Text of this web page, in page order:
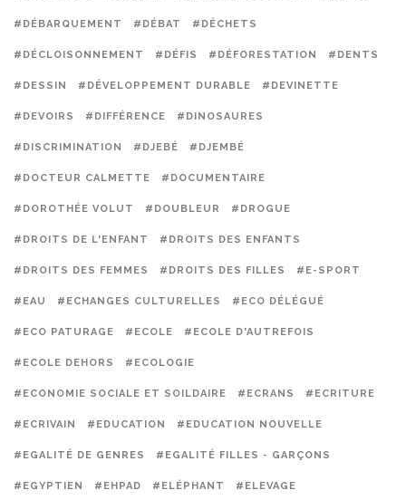
#DÉBARQUEMENT #DÉBAT #DÉCHETS
#DÉCLOISONNEMENT #DÉFIS #DÉFORESTATION #DENTS
#DESSIN #DÉVELOPPEMENT DURABLE #DEVINETTE
#DEVOIRS #DIFFÉRENCE #DINOSAURES
#DISCRIMINATION #DJEBÉ #DJEMBÉ
#DOCTEUR CALMETTE #DOCUMENTAIRE
#DOROTHÉE VOLUT #DOUBLEUR #DROGUE
#DROITS DE L'ENFANT #DROITS DES ENFANTS
#DROITS DES FEMMES #DROITS DES FILLES #E-SPORT
#EAU #ECHANGES CULTURELLES #ECO DÉLÉGUÉ
#ECO PATURAGE #ECOLE #ECOLE D'AUTREFOIS
#ECOLE DEHORS #ECOLOGIE
#ECONOMIE SOCIALE ET SOILDAIRE #ECRANS #ECRITURE
#ECRIVAIN #EDUCATION #EDUCATION NOUVELLE
#EGALITÉ DE GENRES #EGALITÉ FILLES - GARÇONS
#EGYPTIEN #EHPAD #ELÉPHANT #ELEVAGE